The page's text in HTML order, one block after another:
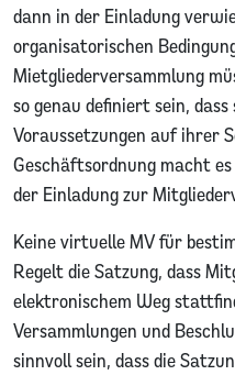
dann in der Einladung
organisatorischen
Mietgliederversammlung
so genau definiert sein,
Voraussetzungen auf ihrer
Geschäftsordnung macht
der Einladung zur
Keine virtuelle MV für
Regelt die Satzung, dass
elektronischem Weg
Versammlungen und
sinnvoll sein, dass die